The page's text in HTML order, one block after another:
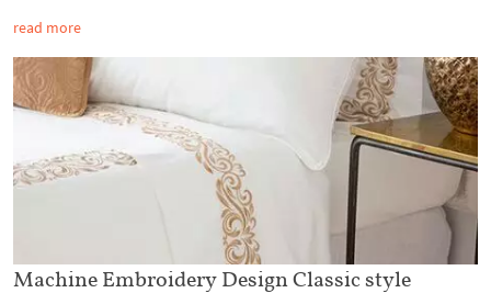
read more
Machine Embroidery Design Classic style